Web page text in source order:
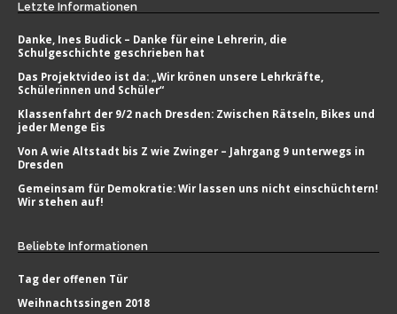
Letzte Informationen
Danke, Ines Budick – Danke für eine Lehrerin, die
Schulgeschichte geschrieben hat
Das Projektvideo ist da: „Wir krönen unsere Lehrkräfte,
Schülerinnen und Schüler“
Klassenfahrt der 9/2 nach Dresden: Zwischen Rätseln, Bikes und
jeder Menge Eis
Von A wie Altstadt bis Z wie Zwinger – Jahrgang 9 unterwegs in
Dresden
Gemeinsam für Demokratie: Wir lassen uns nicht einschüchtern!
Wir stehen auf!
Beliebte Informationen
Tag der offenen Tür
Weihnachtssingen 2018